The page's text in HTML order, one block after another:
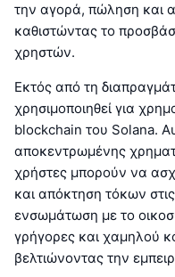
την αγορά, πώληση και
καθιστώντας το
χρηστών.
Εκτός από τη
χρησιμοποιηθεί για
blockchain του Solana.
αποκεντρωμένης
χρήστες μπορούν να
και απόκτηση τόκων
ενσωμάτωση με το
γρήγορες και χαμηλού
βελτιώνοντας την